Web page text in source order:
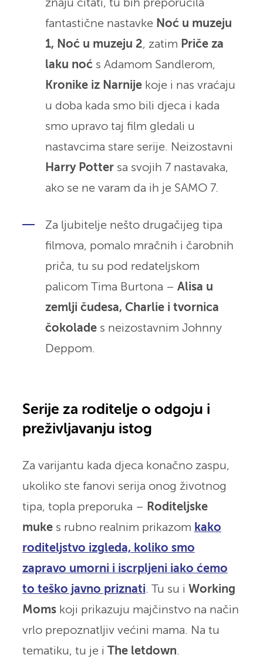
znaju čitati, tu bih preporučila
fantastične nastavke Noć u muzeju
1, Noć u muzeju 2, zatim Priče za
laku noćs Adamom Sandlerom,
Kronike iz Narnije koje i nas vraćaju
u doba kada smo bili djeca i kada
smo upravo taj film gledali u
nastavcima stare serije. Neizostavni
Harry Pottersa svojih 7 nastavaka,
ako se ne varam da ih je SAMO 7.
Za ljubitelje nešto drugačijeg tipa
filmova, pomalo mračnih i čarobnih
priča, tu su pod redateljskom
palicom Tima Burtona – Alisa u
zemlji čudesa, Charlie i tvornica
čokolade s neizostavnim Johnny
Deppom.
Serije za roditelje o odgoju i
preživljavanju istog
Za varijantu kada djeca konačno zaspu,
ukoliko ste fanovi serija onog životnog
tipa, topla preporuka – Roditeljske
mukes rubno realnim prikazom kako
roditeljstvo izgleda, koliko smo
zapravo umorni i iscrpljeni iako ćemo
to teško javno priznati. Tu su i Working
Momskoji prikazuju majčinstvo na način
vrlo prepoznatljiv većini mama. Na tu
tematiku, tu je i The letdown.